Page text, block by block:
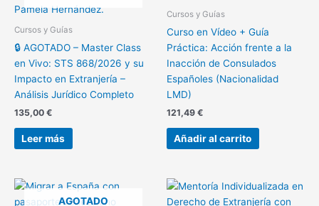
Cursos y Guías
🔒 AGOTADO – Master Class
en Vivo: STS 868/2026 y su
Impacto en Extranjería –
Análisis Jurídico Completo
135,00 €
Leer más
Cursos y Guías
Curso en Vídeo + Guía
Práctica: Acción frente a la
Inacción de Consulados
Españoles (Nacionalidad
LMD)
121,49 €
Añadir al carrito
AGOTADO